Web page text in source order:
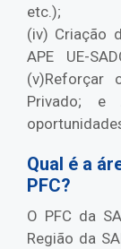
etc.);
(iv) Criação
APE UE-
(v)Reforçar
Privado; e
Qual é a
PFC?
O PFC da
Região da